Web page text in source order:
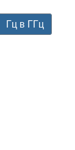
Гц в ГГц